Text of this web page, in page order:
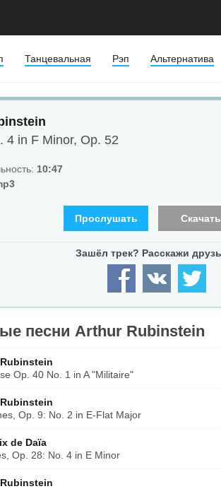
Танцевальная Рэп Альтернатива
4 in F Minor, Op. 52
10:47
Прослушать Скачать
песни Arthur Rubinstein
Op. 40 No. 1 in A "Militaire"
Op. 9: No. 2 in E-Flat Major
de Daïa
Op. 28: No. 4 in E Minor